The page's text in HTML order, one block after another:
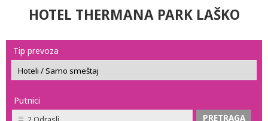
HOTEL THERMANA PARK LAŠKO
Tip prevoza
Putnici